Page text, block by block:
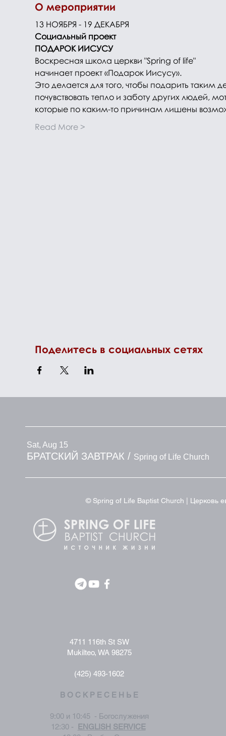
О мероприятии
13 НОЯБРЯ - 19 ДЕКАБРЯ
Социальный проект
ПОДАРОК ИИСУСУ
Воскресная школа церкви "Spring of life"
начинает проект «Подарок Иисусу».
Это делается для того, чтобы подарить
почувствовать тепло и заботу других людей,
которые по каким-то причинам лишены
Read More >
Поделитесь в социальных сетях
Sat, Aug 15
БРАТСКИЙ ЗАВТРАК / Spring of Life Church
© Spring of Life Baptist Church | Церковь
4711 116th St SW
Mukilteo, WA 98275
(425) 493-1602
В О С К Р Е С Е Н Ь Е
9:00 и 10:45 - Богослужения
12:30 -
ENGLISH SERVICE